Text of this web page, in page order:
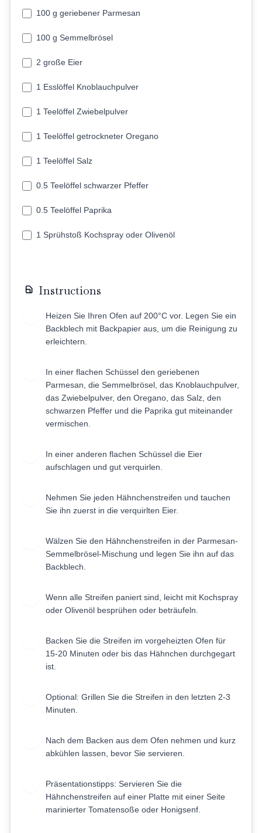
100 g geriebener Parmesan
100 g Semmelbrösel
2 große Eier
1 Esslöffel Knoblauchpulver
1 Teelöffel Zwiebelpulver
1 Teelöffel getrockneter Oregano
1 Teelöffel Salz
0.5 Teelöffel schwarzer Pfeffer
0.5 Teelöffel Paprika
1 Sprühstoß Kochspray oder Olivenöl
Instructions
Heizen Sie Ihren Ofen auf 200°C vor. Legen Sie ein
Backblech mit Backpapier aus, um die Reinigung zu
erleichtern.
In einer flachen Schüssel den geriebenen
Parmesan, die Semmelbrösel, das Knoblauchpulver,
das Zwiebelpulver, den Oregano, das Salz, den
schwarzen Pfeffer und die Paprika gut miteinander
vermischen.
In einer anderen flachen Schüssel die Eier
aufschlagen und gut verquirlen.
Nehmen Sie jeden Hähnchenstreifen und tauchen
Sie ihn zuerst in die verquirlten Eier.
Wälzen Sie den Hähnchenstreifen in der Parmesan-
Semmelbrösel-Mischung und legen Sie ihn auf das
Backblech.
Wenn alle Streifen paniert sind, leicht mit Kochspray
oder Olivenöl besprühen oder beträufeln.
Backen Sie die Streifen im vorgeheizten Ofen für
15-20 Minuten oder bis das Hähnchen durchgegart
ist.
Optional: Grillen Sie die Streifen in den letzten 2-3
Minuten.
Nach dem Backen aus dem Ofen nehmen und kurz
abkühlen lassen, bevor Sie servieren.
Präsentationstipps: Servieren Sie die
Hähnchenstreifen auf einer Platte mit einer Seite
marinierter Tomatensoße oder Honigsenf.